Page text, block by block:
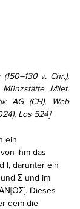
v. Chr.),
Milet.
AG (CH), Web
Los 524]
ein
ihm das
I, darunter ein
Σ und im
Dieses
dem die